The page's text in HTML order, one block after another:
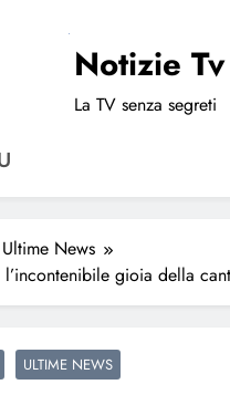
Notizie Tv
La TV senza segreti
Ultime News
l’incontenibile gioia della
ULTIME NEWS